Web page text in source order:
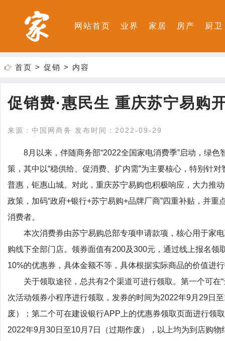
网站首页 业界 家居 房产 厨卫
首页 > 促销 > 内容
促销费·惠民生 重庆苏宁易购
来源：中国网商务 发布时间：2022-09-29
8月以来，伴随商务部“2022全国家电消费季”启动，绿
策，其中以“稳供给、促消费、扩内需”为主要核心，特别针
普惠，钜惠山城。对此，重庆苏宁易购也积极响应，大力推
政策，加码“政府+银行+苏宁易购+品牌厂商”四重补贴，并
消费者。
本次消费券由苏宁易购总部专项申请款项，核心用于家
购线下全部门店。领券面值有200及300元，通过线上报名
10%的优惠券，具体金额不等，具体根据实际商品的价值进
关于领取途径，总共有2个渠道可进行领取。第一个可
次活动领券小程序进行领取，发券的时间为2022年9月29日
废）；第二个可在建设银行APP上的优惠券领取页面进行领
2022年9月30日至10月7日（过期作废），以上均为到店购物